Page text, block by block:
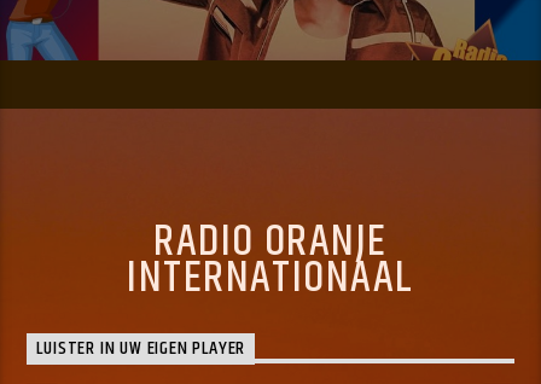
RADIO ORANJE
INTERNATIONAAL
LUISTER IN UW EIGEN PLAYER